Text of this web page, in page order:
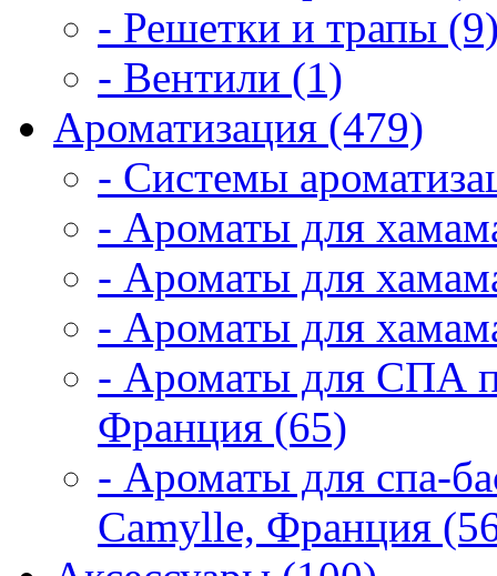
- Решетки и трапы
- Вентили (1)
Ароматизация (479)
- Системы
- Ароматы для
- Ароматы для
- Ароматы для
- Ароматы для СПА
Франция (65)
- Ароматы для спа-
Camylle, Франция